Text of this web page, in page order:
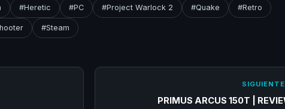
#Heretic #PC #Project Warlock 2 #Quake #Retro
#Steam
PRIMUS ARCUS 150T |